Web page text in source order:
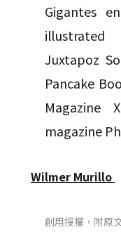
Gigantes
illustrated
Juxtapoz
Pancake
Magazine
magazine
Wilmer Murillo
創用授權，附原